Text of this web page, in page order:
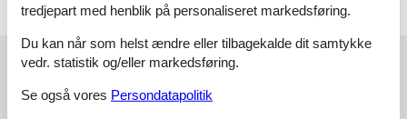
Eksterne anmeldelser
Vores gæsteanmeldelserEksterne anmeldelser
tredjepart med henblik på personaliseret markedsføring.
Du kan når som helst ændre eller tilbagekalde dit samtykke
vedr. statistik og/eller markedsføring.
Se også vores Persondatapolitik